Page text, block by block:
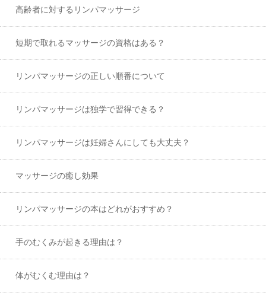
高齢者に対するリンパマッサージ
短期で取れるマッサージの資格はある？
リンパマッサージの正しい順番について
リンパマッサージは独学で習得できる？
リンパマッサージは妊婦さんにしても大丈夫？
マッサージの癒し効果
リンパマッサージの本はどれがおすすめ？
手のむくみが起きる理由は？
体がむくむ理由は？